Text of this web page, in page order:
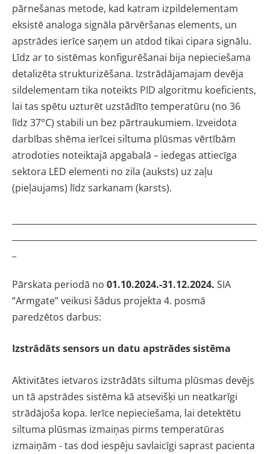
pārnešanas metode, kad katram izpildelementam
eksistē analoga signāla pārvēršanas elements, un
apstrādes ierīce saņem un atdod tikai cipara signālu.
Līdz ar to sistēmas konfigurēšanai bija nepieciešama
detalizēta strukturizēšana. Izstrādājamajam devēja
sildelementam tika noteikts PID algoritmu koeficients,
lai tas spētu uzturēt uzstādīto temperatūru (no 36
līdz 37°C) stabili un bez pārtraukumiem. Izveidota
darbības shēma ierīcei siltuma plūsmas vērtībām
atrodoties noteiktajā apgabalā – iedegas attiecīga
sektora LED elementi no zila (auksts) uz zaļu
(pieļaujams) līdz sarkanam (karsts).
Pārskata periodā no 01.10.2024.-31.12.2024. SIA
“Armgate” veikusi šādus projekta 4. posmā
paredzētos darbus:
Izstrādāts sensors un datu apstrādes sistēma
Aktivitātes ietvaros izstrādāts siltuma plūsmas devējs
un tā apstrādes sistēma kā atsevišķi un neatkarīgi
strādājoša kopa. Ierīce nepieciešama, lai detektētu
siltuma plūsmas izmaiņas pirms temperatūras
izmaiņām - tas dod iespēju savlaicīgi saprast pacienta